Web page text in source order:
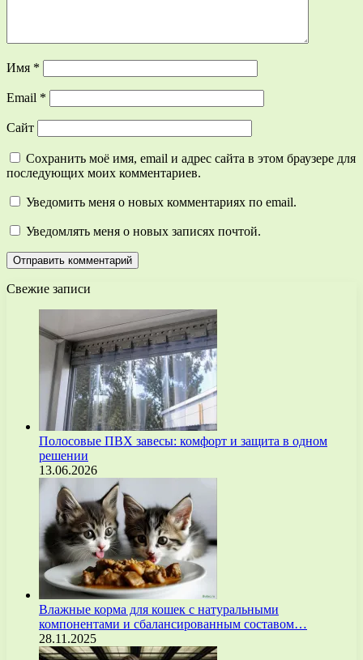
Имя *
Email *
Сайт
Сохранить моё имя, email и адрес сайта в этом браузере для
последующих моих комментариев.
Уведомить меня о новых комментариях по email.
Уведомлять меня о новых записях почтой.
Свежие записи
Полосовые ПВХ завесы: комфорт и защита в одном
решении
13.06.2026
Влажные корма для кошек с натуральными
компонентами и сбалансированным составом…
28.11.2025